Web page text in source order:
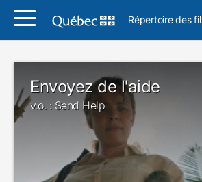
Répertoire des
Envoyez de l'aide
v.o. : Send Help